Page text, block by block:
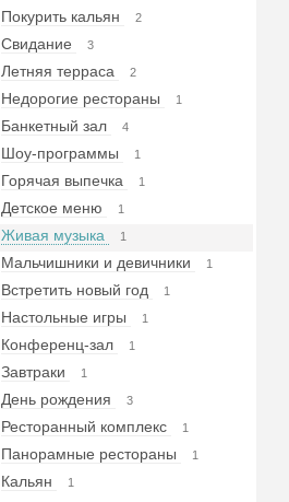
Покурить кальян 2
Свидание 3
Летняя терраса 2
Недорогие рестораны 1
Банкетный зал 4
Шоу-программы 1
Горячая выпечка 1
Детское меню 1
Живая музыка 1
Мальчишники и девичники 1
Встретить новый год 1
Настольные игры 1
Конференц-зал 1
Завтраки 1
День рождения 3
Ресторанный комплекс 1
Панорамные рестораны 1
Кальян 1